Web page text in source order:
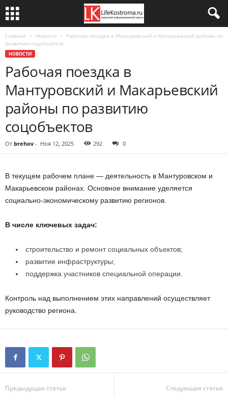
Главная Новости
Рабочая поездка в Мантуровский и Макарьевский районы по
развитию соцобъектов
НОВОСТИ
Рабочая поездка в
Мантуровский и Макарьевский
районы по развитию
соцобъектов
От brehov - Ноя 12, 2025 292 0
В текущем рабочем плане — деятельность в Мантуровском и
Макарьевском районах. Основное внимание уделяется
социально-экономическому развитию регионов.
В числе ключевых задач:
строительство и ремонт социальных объектов;
развитие инфраструктуры;
поддержка участников специальной операции.
Контроль над выполнением этих направлений осуществляет
руководство региона.
Предыдущая статья Следующая статья